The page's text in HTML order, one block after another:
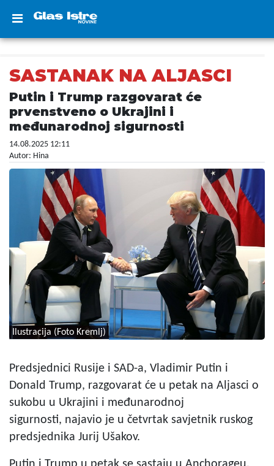
SASTANAK NA ALJASCI
Putin i Trump razgovarat će
prvenstveno o Ukrajini i
međunarodnoj sigurnosti
14.08.2025 12:11
Autor: Hina
Ilustracija (Foto Kremlj)
Predsjednici Rusije i SAD-a, Vladimir Putin i
Donald Trump, razgovarat će u petak na Aljasci o
sukobu u Ukrajini i međunarodnoj
sigurnosti, najavio je u četvrtak savjetnik ruskog
predsjednika Jurij Ušakov.